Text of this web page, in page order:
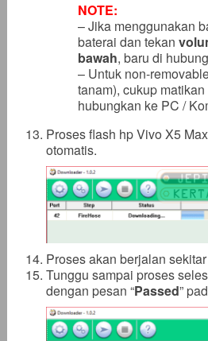
NOTE:
– Jika menggunakan
baterai dan tekan
bawah, baru di
– Untuk non-
tanam), cukup
hubungkan ke PC /
Proses flash hp Vivo X5
otomatis.
Proses akan berjalan
Tunggu sampai proses
dengan pesan “Passed”